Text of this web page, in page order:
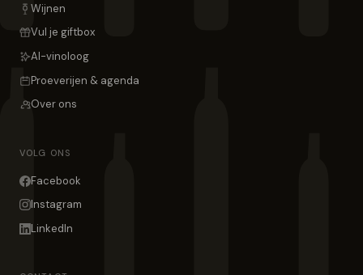
Wijnen
Vul je giftbox
AI-vinoloog
Proeverijen & agenda
Over ons
VOLG ONS
Facebook
Instagram
LinkedIn